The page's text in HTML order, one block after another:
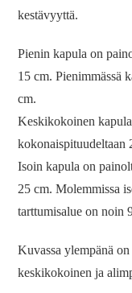
kestävyyttä.
Pienin kapula on
15 cm. Pienimmässä
cm.
Keskikokoinen
kokonaispituudeltaan
Isoin kapula on
25 cm. Molemmissa
tarttumisalue on noin
Kuvassa ylempänä
keskikokoinen ja